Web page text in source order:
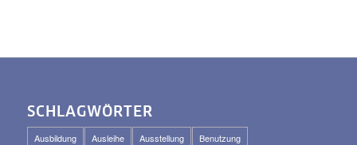
SCHLAGWÖRTER
Ausbildung Ausleihe Ausstellung
Benutzung